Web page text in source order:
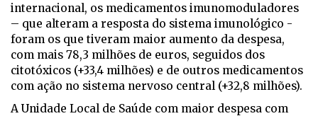
internacional, os medicamentos imunomoduladores
– que alteram a resposta do sistema imunológico -
foram os que tiveram maior aumento da despesa,
com mais 78,3 milhões de euros, seguidos dos
citotóxicos (+33,4 milhões) e de outros medicamentos
com ação no sistema nervoso central (+32,8 milhões).
A Unidade Local de Saúde com maior despesa com